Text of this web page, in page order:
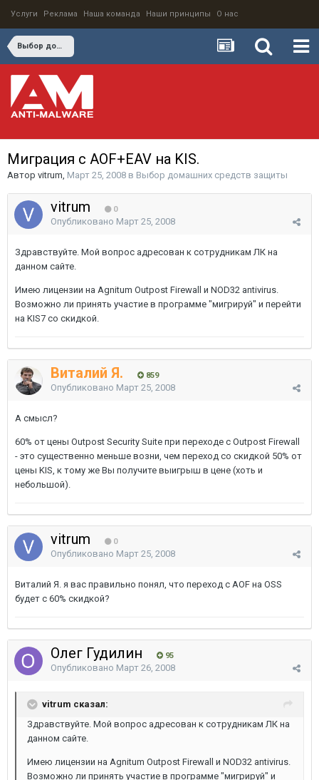
Услуги Реклама Наша команда Наши принципы О нас
Выбор домашних средств защиты
Миграция с AOF+EAV на KIS.
Автор vitrum, Март 25, 2008 в Выбор домашних средств защиты
vitrum 0
Опубликовано Март 25, 2008
Здравствуйте. Мой вопрос адресован к сотрудникам ЛК на
данном сайте.
Имею лицензии на Agnitum Outpost Firewall и NOD32 antivirus.
Возможно ли принять участие в программе "мигрируй" и перейти
на KIS7 со скидкой.
Виталий Я. 859
Опубликовано Март 25, 2008
А смысл?
60% от цены Outpost Security Suite при переходе с Outpost Firewall
- это существенно меньше возни, чем переход со скидкой 50% от
цены KIS, к тому же Вы получите выигрыш в цене (хоть и
небольшой).
vitrum 0
Опубликовано Март 25, 2008
Виталий Я. я вас правильно понял, что переход с AOF на OSS
будет с 60% скидкой?
Олег Гудилин 95
Опубликовано Март 26, 2008
vitrum сказал:
Здравствуйте. Мой вопрос адресован к сотрудникам ЛК на
данном сайте.
Имею лицензии на Agnitum Outpost Firewall и NOD32 antivirus.
Возможно ли принять участие в программе "мигрируй" и